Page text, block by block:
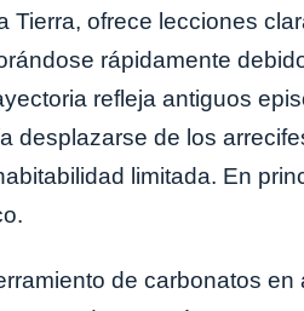
Tierra, ofrece lecciones
rápidamente
refleja antiguos
desplazarse de los
limitada. En
de carbonatos en